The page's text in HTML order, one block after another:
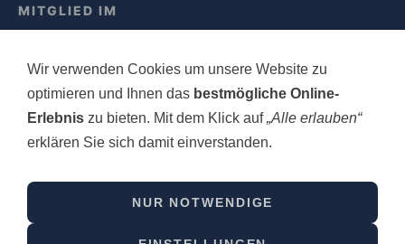
MITGLIED IM
https://www.vgs-sicherheit.de/
ANGEBOT EINSATZ- & SITUATIONSTRAING
UNTER
https://www.ak-einsatztraining.de/
Wir verwenden Cookies um unsere Website zu
optimieren und Ihnen das bestmögliche Online-
Erlebnis zu bieten. Mit dem Klick auf„Alle erlauben“
erklären Sie sich damit einverstanden.
NUR NOTWENDIGE